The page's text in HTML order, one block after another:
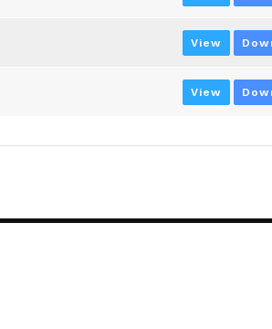
View
View